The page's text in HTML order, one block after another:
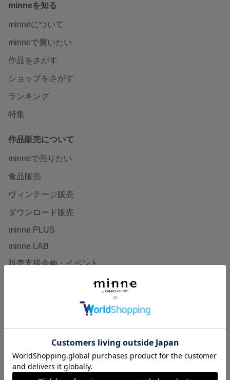
minneを知る
minneについて
minneで買いたい
作品をさがす
ショップをさがす
ランキング
特集
作品販売について
minneで売りたい
食品販売
ヴィンテージ販売
ダウンロード販売
minne PLUS
minne LAB
販売支援企画・イベント
minneとものづくりと
minneの本